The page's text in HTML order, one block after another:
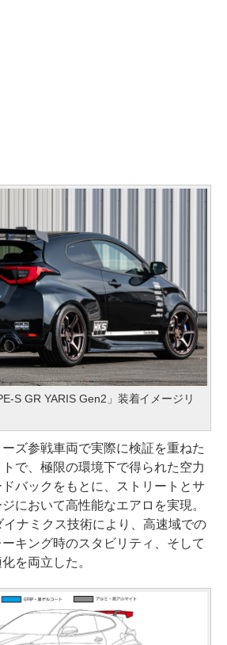
S GR YARIS Gen2」装着イメージリ
ズ参戦車両で実際に検証を重ねた
で、極限の環境下で得られた空力
バックをもとに、ストリートとサ
において高性能なエアロを実現。
ナミクス技術により、高速域での
キング時のスタビリティ、そして
を両立した。